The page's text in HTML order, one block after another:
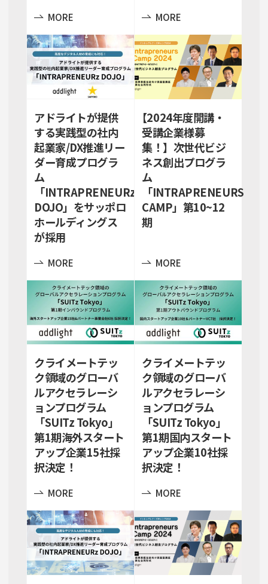
MORE MORE
アドライトが提供
する実践型の社内
起業家/DX推進リー
ダー育成プログラ
ム
「INTRAPRENEURz
DOJO」をサッポロ
ホールディングス
が採用
MORE
【2024年度開講・
受講企業様募
集！】次世代ビジ
ネス創出プログラ
ム
「INTRAPRENEURS
CAMP」第10~12
期
MORE
クライメートテッ
ク領域のグローバ
ルアクセラレーシ
ョンプログラム
「SUITz Tokyo」
第1期海外スタート
アップ企業15社採
択決定！
MORE
クライメートテッ
ク領域のグローバ
ルアクセラレーシ
ョンプログラム
「SUITz Tokyo」
第1期国内スタート
アップ企業10社採
択決定！
MORE